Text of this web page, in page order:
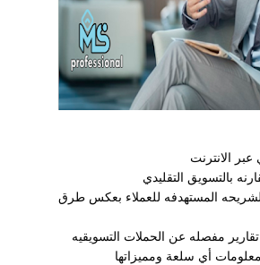
عبر الانترنت